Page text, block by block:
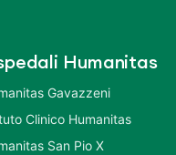
Humanitas
Gavazzeni
Clinico Humanitas
San Pio X